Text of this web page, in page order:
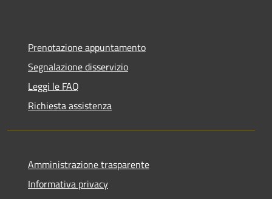
Prenotazione appuntamento
Segnalazione disservizio
Leggi le FAQ
Richiesta assistenza
Amministrazione trasparente
Informativa privacy